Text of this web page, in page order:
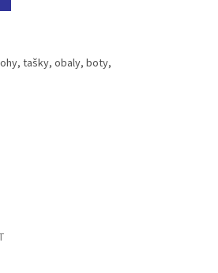
tašky, obaly, boty,